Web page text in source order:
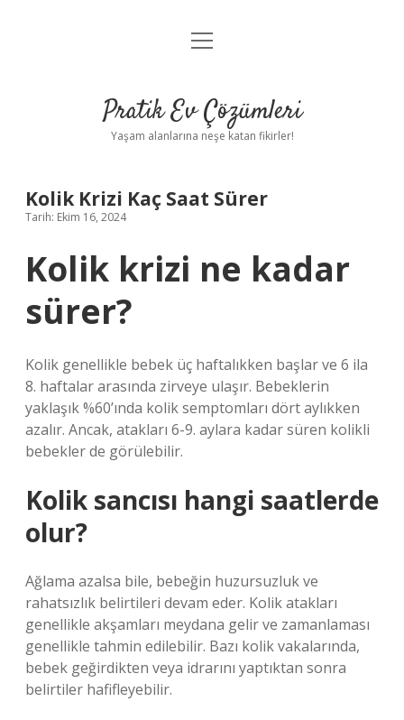
Anasayfa
Yasal Uyarı
menüyü
Pratik Ev Çözümleri
Yaşam alanlarına neşe katan fikirler!
Kolik Krizi Kaç Saat Sürer
Tarih: Ekim 16, 2024
Kolik krizi ne kadar
sürer?
Kolik genellikle bebek üç haftalıkken başlar ve 6 ila
8. haftalar arasında zirveye ulaşır. Bebeklerin
yaklaşık %60’ında kolik semptomları dört aylıkken
azalır. Ancak, atakları 6-9. aylara kadar süren kolikli
bebekler de görülebilir.
Kolik sancısı hangi saatlerde
olur?
Ağlama azalsa bile, bebeğin huzursuzluk ve
rahatsızlık belirtileri devam eder. Kolik atakları
genellikle akşamları meydana gelir ve zamanlaması
genellikle tahmin edilebilir. Bazı kolik vakalarında,
bebek geğirdikten veya idrarını yaptıktan sonra
belirtiler hafifleyebilir.